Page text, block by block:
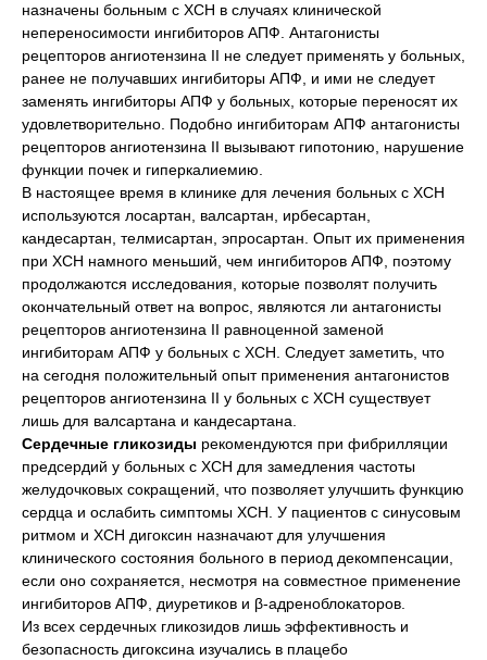
назначены больным с ХСН в случаях клинической
непереносимости ингибиторов АПФ. Антагонисты
рецепторов ангиотензина ІІ не следует применять у больных,
ранее не получавших ингибиторы АПФ, и ими не следует
заменять ингибиторы АПФ у больных, которые переносят их
удовлетворительно. Подобно ингибиторам АПФ антагонисты
рецепторов ангиотензина ІІ вызывают гипотонию, нарушение
функции почек и гиперкалиемию.
В настоящее время в клинике для лечения больных с ХСН
используются лосартан, валсартан, ирбесартан,
кандесартан, телмисартан, эпросартан. Опыт их применения
при ХСН намного меньший, чем ингибиторов АПФ, поэтому
продолжаются исследования, которые позволят получить
окончательный ответ на вопрос, являются ли антагонисты
рецепторов ангиотензина ІІ равноценной заменой
ингибиторам АПФ у больных с ХСН. Следует заметить, что
на сегодня положительный опыт применения антагонистов
рецепторов ангиотензина ІІ у больных с ХСН существует
лишь для валсартана и кандесартана.
Сердечные гликозиды рекомендуются при фибрилляции
предсердий у больных с ХСН для замедления частоты
желудочковых сокращений, что позволяет улучшить функцию
сердца и ослабить симптомы ХСН. У пациентов с синусовым
ритмом и ХСН дигоксин назначают для улучшения
клинического состояния больного в период декомпенсации,
если оно сохраняется, несмотря на совместное применение
ингибиторов АПФ, диуретиков и β-адреноблокаторов.
Из всех сердечных гликозидов лишь эффективность и
безопасность дигоксина изучались в плацебо